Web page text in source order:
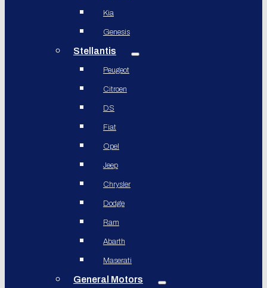
Kia
Genesis
Stellantis
Peugeot
Citroen
DS
Fiat
Opel
Jeep
Chrysler
Dodge
Ram
Abarth
Maserati
General Motors